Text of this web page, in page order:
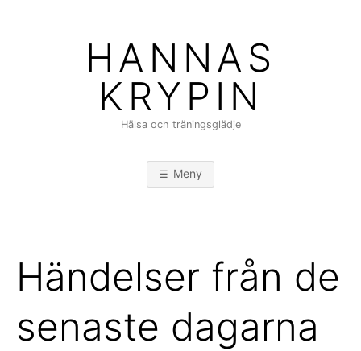
HANNAS
KRYPIN
Hälsa och träningsglädje
Meny
Händelser från de
senaste dagarna